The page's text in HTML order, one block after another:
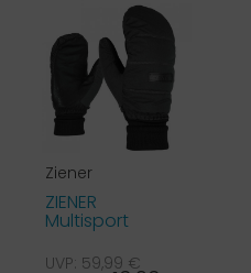
Ziener
ZIENER
Multisport
Handschuhe
THERMOSHIELD
UVP: 59,99 €